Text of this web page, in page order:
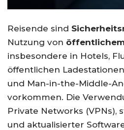
Reisende sind
Nutzung von
insbesondere in Hotels,
öffentlichen
und Man-in-the-Middle-
vorkommen. Die
Private Networks (VPNs),
und aktualisierter